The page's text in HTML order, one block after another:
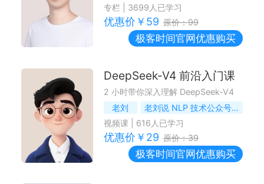
专栏
3699 人已学习
优惠价￥ 59 原价：99
极客时间官网优惠购买
DeepSeek-V4 前沿入门课
2 小时带你深入理解 DeepSeek-V4
老刘
老刘说 NLP 技术公众号 / 社区作者
视频课| 616 人已学习
优惠价￥ 29 原价：39
极客时间官网优惠购买